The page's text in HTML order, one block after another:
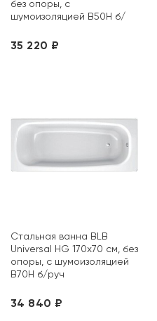
без опоры, с
шумоизоляцией B50H б/
35 220 ₽
Стальная ванна BLB
Universal HG 170х70 см, без
опоры, с шумоизоляцией
B70H б/руч
34 840 ₽